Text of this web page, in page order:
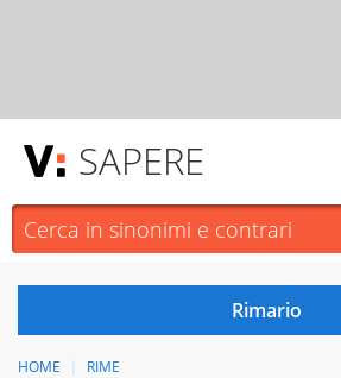
SAPERE
HOME RIME